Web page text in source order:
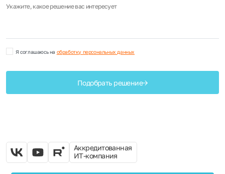
Укажите, какое решение вас интересует
Я соглашаюсь на обработку персональных данных
Подобрать решение
Аккредитованная
ИТ-компания